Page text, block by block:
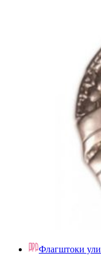
Флагштоки